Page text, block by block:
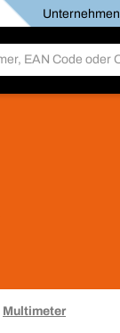
Unternehmen
Multimeter